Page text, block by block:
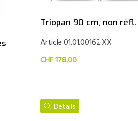
Triopan 90 cm, non réfl.
Article 01.01.00162.XX
CHF 178.00
Details